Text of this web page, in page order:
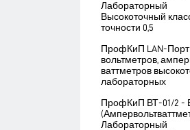
Лабораторный
Высокоточный
точности 0,5
ПрофКиП LAN-Порт
вольтметров,
ваттметров
лабораторных
ПрофКиП ВТ-01/2 -
Лабораторный